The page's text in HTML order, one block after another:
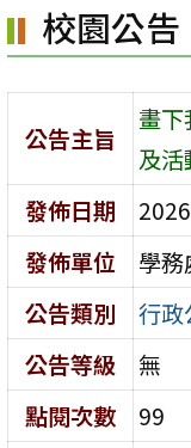
容
區
校園公告
公告主旨
畫
及活
發佈日期
發佈單位
學務
公告類別
行政
公告等級
無
點閱次數
99